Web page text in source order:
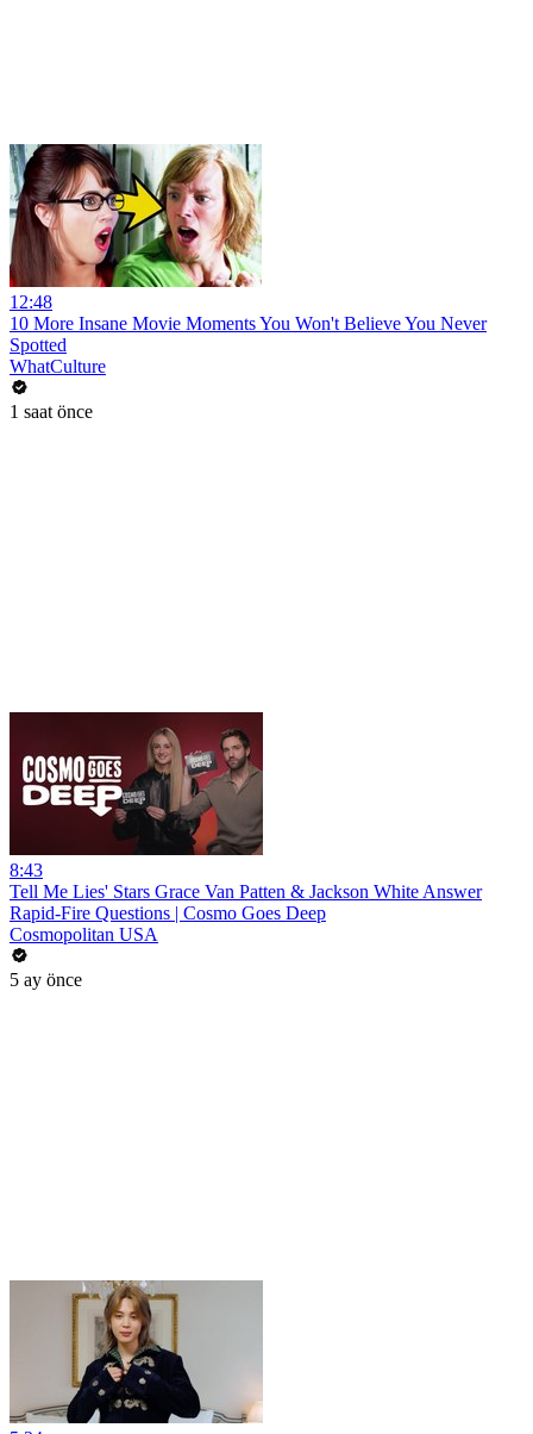
12:48
10 More Insane Movie Moments You Won't Believe You Never
Spotted
WhatCulture
1 saat önce
8:43
Tell Me Lies' Stars Grace Van Patten & Jackson White Answer
Rapid-Fire Questions | Cosmo Goes Deep
Cosmopolitan USA
5 ay önce